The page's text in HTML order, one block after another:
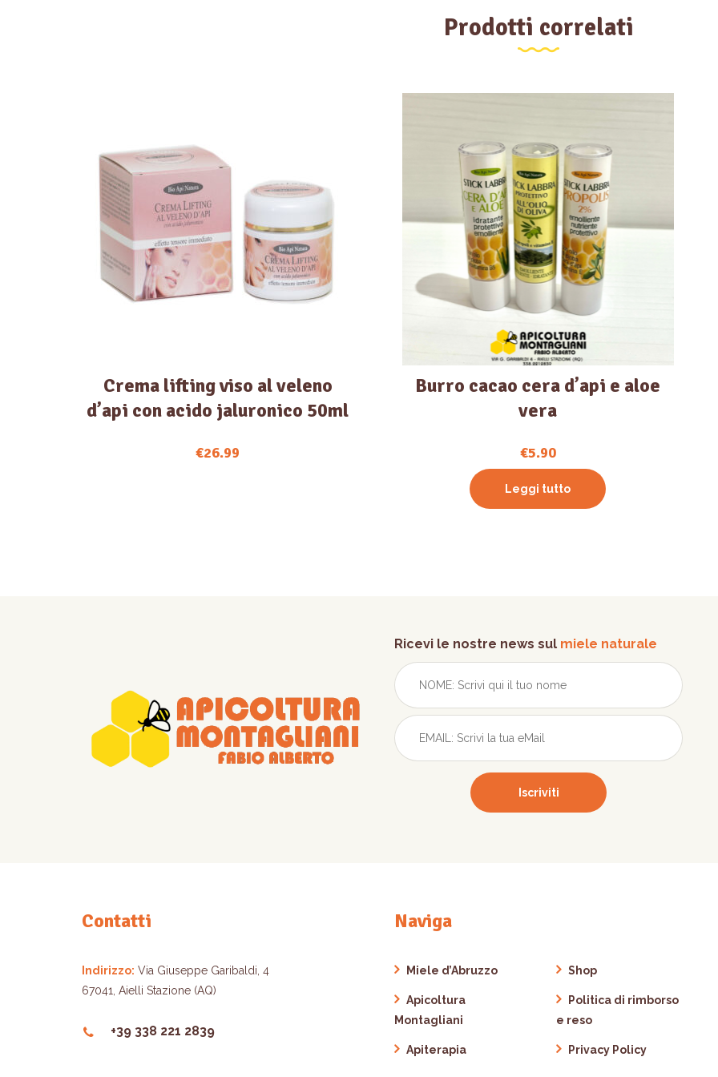
Prodotti correlati
Crema lifting viso al veleno
d’api con acido jaluronico 50ml
€26.99
Burro cacao cera d’api e aloe
vera
€5.90
Leggi tutto
Ricevi le nostre news sul miele naturale
Contatti
Indirizzo: Via Giuseppe Garibaldi, 4
67041, Aielli Stazione (AQ)
+39 338 221 2839
Naviga
Miele d’Abruzzo
Apicoltura
Montagliani
Apiterapia
Shop
Politica di rimborso
e reso
Privacy Policy